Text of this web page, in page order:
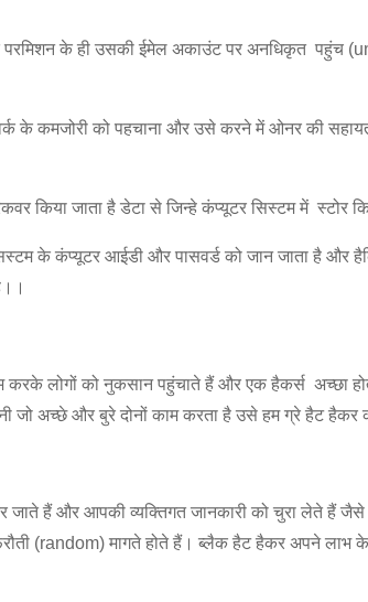
के ही उसकी ईमेल अकाउंट पर अनधिकृत पहुंच
के कमजोरी को पहचाना और उसे करने में ओनर की
किया जाता है डेटा से जिन्हे कंप्यूटर सिस्टम में स्टोर
के कंप्यूटर आईडी और पासवर्ड को जान जाता है और
करके लोगों को नुकसान पहुंचाते हैं और एक हैकर्स अच्छा
जो अच्छे और बुरे दोनों काम करता है उसे हम ग्रे हैट हैकर
हैं और आपकी व्यक्तिगत जानकारी को चुरा लेते हैं
(random) मागते होते हैं। ब्लैक हैट हैकर अपने लाभ